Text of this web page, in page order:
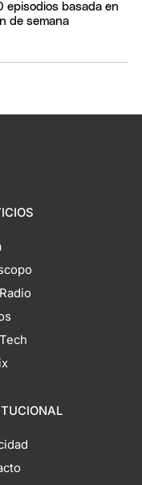
episodios basada en
de semana